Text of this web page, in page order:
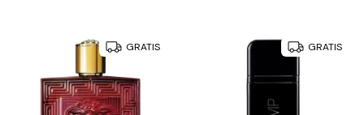
GRATIS GRATIS